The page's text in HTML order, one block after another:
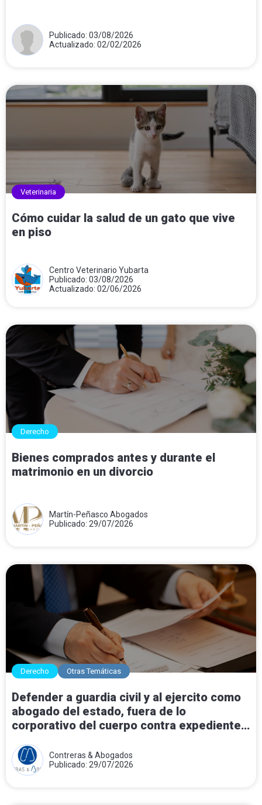
Publicado: 03/08/2026
Actualizado: 02/02/2026
Veterinaria
Cómo cuidar la salud de un gato que vive
en piso
Centro Veterinario Yubarta
Publicado: 03/08/2026
Actualizado: 02/06/2026
Derecho
Bienes comprados antes y durante el
matrimonio en un divorcio
Martín-Peñasco Abogados
Publicado: 29/07/2026
Derecho Otras Temáticas
Defender a guardia civil y al ejercito como
abogado del estado, fuera de lo
corporativo del cuerpo contra expedientes
Contreras & Abogados
Publicado: 29/07/2026